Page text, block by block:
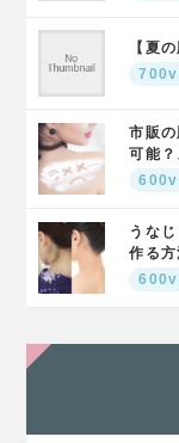
【夏
市販
可能
うな
作る方